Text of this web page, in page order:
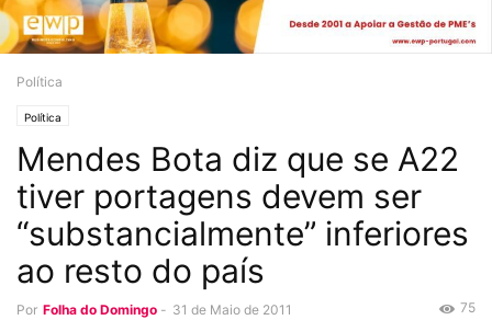
Política
Política
Mendes Bota diz que se A22
tiver portagens devem ser
“substancialmente” inferiores
ao resto do país
Por Folha do Domingo - 31 de Maio de 2011 75